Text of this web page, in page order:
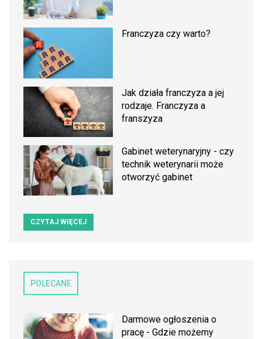
Franczyza czy warto?
Jak działa franczyza a jej
rodzaje. Franczyza a
franszyza
Gabinet weterynaryjny - czy
technik weterynarii może
otworzyć gabinet
CZYTAJ WIĘCEJ
POLECANE
Darmowe ogłoszenia o
pracę - Gdzie możemy